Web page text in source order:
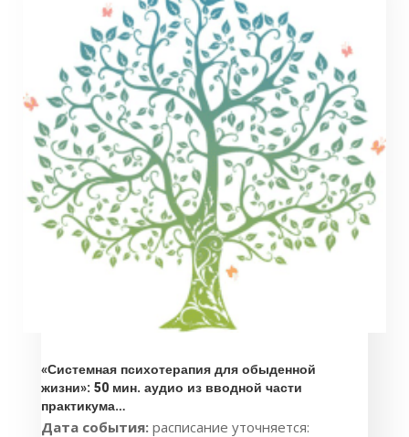
«Системная психотерапия для обыденной
жизни»: 50 мин. аудио из вводной части
практикума…
Дата события: расписание уточняется: